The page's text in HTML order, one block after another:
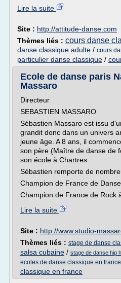
Lire la suite
Site : http://attitude-danse.com
Thèmes liés : cours danse
danse classique adulte / cours
particulier danse classique /
Ecole de danse paris
Massaro
Directeur
SEBASTIEN MASSARO
Sébastien Massaro est issu
grandit donc dans un univers
jeune âge. A 8 ans, il
son père (Maître de danse de
son école à Chartres.
Sébastien remporte de
Champion de France de
Champion de France de Rock
Lire la suite
Site : http://www.studio-
Thèmes liés : stage de danse
salsa cubaine / stage de danse hip
ecoles de danse classique en france
classique en france